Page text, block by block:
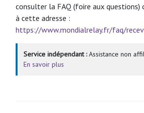
consulter la FAQ (foire aux questions)
à cette adresse :
https://www.mondialrelay.fr/faq/
Service indépendant :Assistance non
En savoir plus